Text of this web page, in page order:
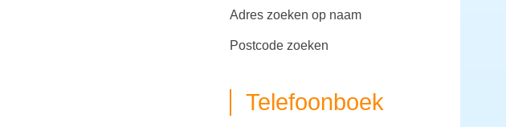
adres zoeken op naam
postcode zoeken
Telefoonboek